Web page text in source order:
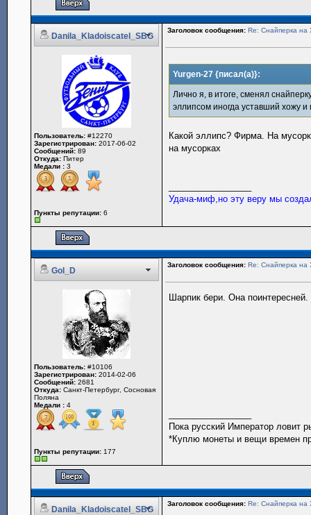
Danila_Kladoiscatel_SBG
Заголовок сообщения: Re: Снайперка на
Пользователь: #12270
Зарегистрирован: 2017-06-02
Сообщений: 89
Откуда: Питер
Медали : 3
Пункты репутации: 6
Yurgen-27 {писал(а)}:
Лично я, в итоге, сменял
эллипсом иногда уставший хожу
Какой эллипс? Фирма. На
на мусорках
Удача-миф,но эту веру мы
Gol_D
Заголовок сообщения: Re: Снайперка на
Пользователь: #10106
Зарегистрирован: 2014-02-06
Сообщений: 2681
Откуда: Санкт-Петербург, Сосновая
Поляна
Медали : 4
Пункты репутации: 177
Шарпик бери. Она поинтересней.
Пока русский Император ловит
*Куплю монеты и вещи времен
Danila_Kladoiscatel_SBG
Заголовок сообщения: Re: Снайперка на